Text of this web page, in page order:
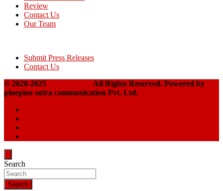
Review
Contact Us
Our Team
Submit Press Releases
Contact Us
© 2020-2025
All Rights Reserved. Powered by
pinepine sutra communication Pvt. Ltd.
Search
Search